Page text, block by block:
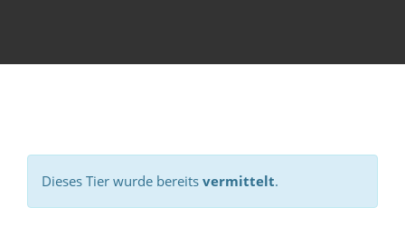
Dieses Tier wurde bereits vermittelt.